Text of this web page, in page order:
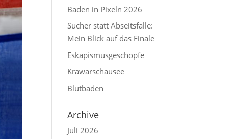
Baden in Pixeln 2026
Sucher statt Abseitsfalle:
Mein Blick auf das Finale
Eskapismusgeschöpfe
Krawarschausee
Blutbaden
Archive
Juli 2026